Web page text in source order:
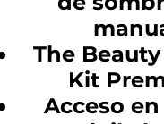
The
Kit
Acceso